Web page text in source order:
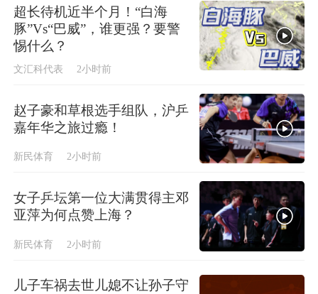
超长待机近半个月！“白海
豚”Vs“巴威”，谁更强？要警
惕什么？
文汇科代表 2小时前
赵子豪和草根选手组队，沪乒
嘉年华之旅过瘾！
新民体育 2小时前
女子乒坛第一位大满贯得主邓
亚萍为何点赞上海？
新民体育 2小时前
儿子车祸去世儿媳不让孙子守